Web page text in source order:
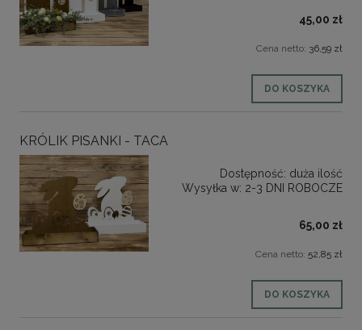
45,00 zł
Cena netto: 36,59 zł
DO KOSZYKA
KRÓLIK PISANKI - TACA
Dostępność: duża ilość
Wysyłka w: 2-3 DNI ROBOCZE
65,00 zł
Cena netto: 52,85 zł
DO KOSZYKA